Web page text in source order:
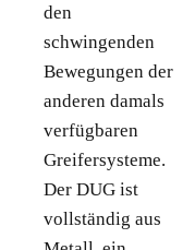
den
schwingenden
Bewegungen der
anderen damals
verfügbaren
Greifersysteme.
Der DUG ist
vollständig aus